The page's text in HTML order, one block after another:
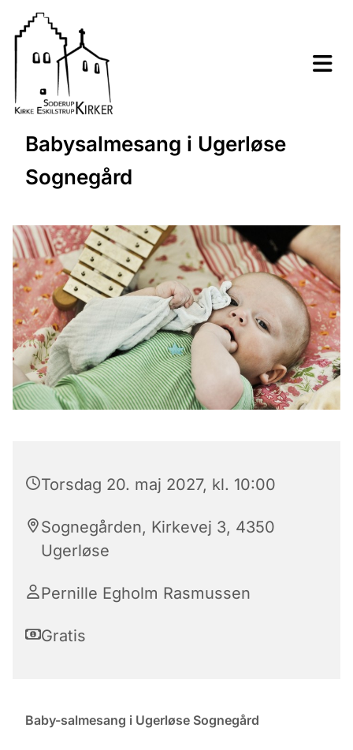
Babysalmesang i Ugerløse
Sognegård
Torsdag 20. maj 2027, kl. 10:00
Sognegården, Kirkevej 3, 4350
Ugerløse
Pernille Egholm Rasmussen
Gratis
Baby-salmesang i Ugerløse Sognegård